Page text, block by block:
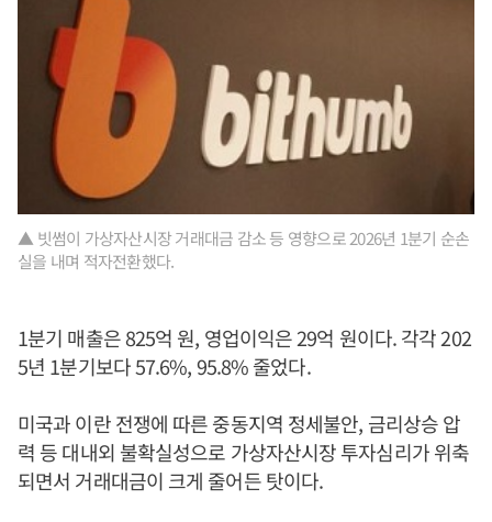
▲ 빗썸이 가상자산시장 거래대금 감소 등 영향으로 2026년 1분기 순손
실을 내며 적자전환했다.
1분기 매출은 825억 원, 영업이익은 29억 원이다. 각각 202
5년 1분기보다 57.6%, 95.8% 줄었다.
미국과 이란 전쟁에 따른 중동지역 정세불안, 금리상승 압
력 등 대내외 불확실성으로 가상자산시장 투자심리가 위축
되면서 거래대금이 크게 줄어든 탓이다.